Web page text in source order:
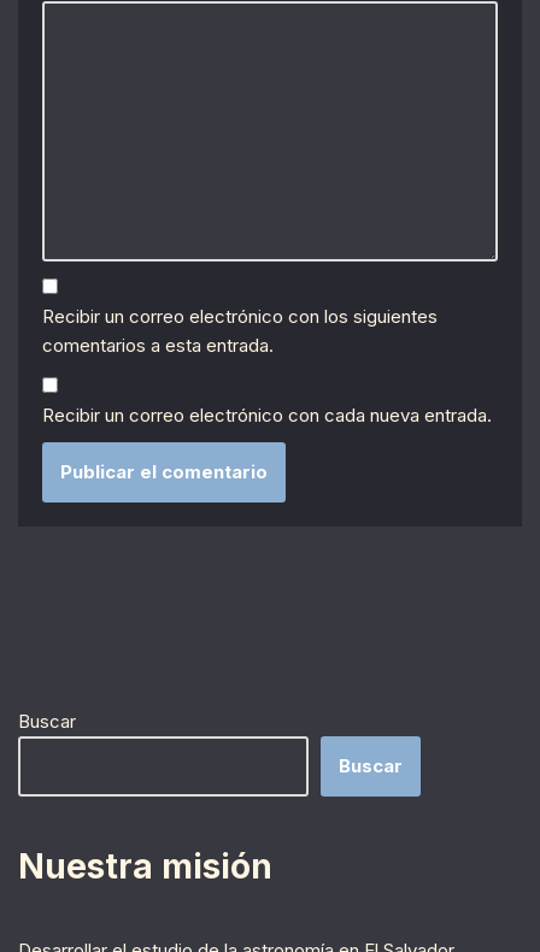
Recibir un correo electrónico con los siguientes
comentarios a esta entrada.
Recibir un correo electrónico con cada nueva entrada.
Buscar
Buscar
Nuestra misión